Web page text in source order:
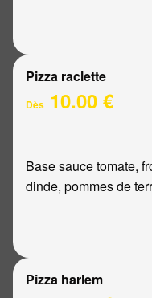
Pizza raclette
Dès 10.00 €
Base sauce tomate,
dinde, pommes de
Pizza harlem